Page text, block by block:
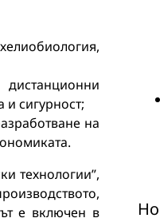
сигурност;
на
технологии”,
е включен в